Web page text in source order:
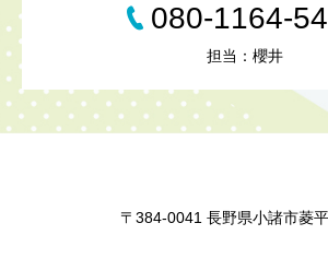
080-1164-
担当：櫻井
〒384-0041 長野県小諸市菱